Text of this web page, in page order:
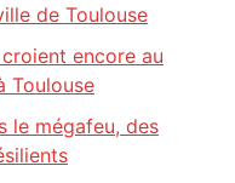
de Toulouse
encore au
Toulouse
le mégafeu, des